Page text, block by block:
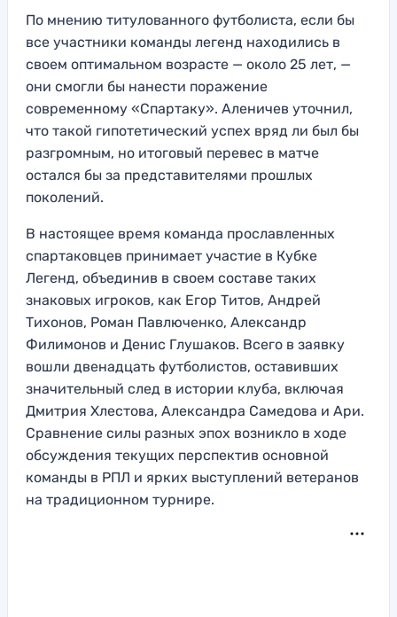
По мнению титулованного футболиста, если бы
все участники команды легенд находились в
своем оптимальном возрасте — около 25 лет, —
они смогли бы нанести поражение
современному «Спартаку». Аленичев уточнил,
что такой гипотетический успех вряд ли был бы
разгромным, но итоговый перевес в матче
остался бы за представителями прошлых
поколений.
В настоящее время команда прославленных
спартаковцев принимает участие в Кубке
Легенд, объединив в своем составе таких
знаковых игроков, как Егор Титов, Андрей
Тихонов, Роман Павлюченко, Александр
Филимонов и Денис Глушаков. Всего в заявку
вошли двенадцать футболистов, оставивших
значительный след в истории клуба, включая
Дмитрия Хлестова, Александра Самедова и Ари.
Сравнение силы разных эпох возникло в ходе
обсуждения текущих перспектив основной
команды в РПЛ и ярких выступлений ветеранов
на традиционном турнире.